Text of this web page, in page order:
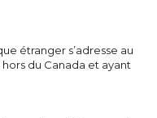
étranger s’adresse au
du Canada et ayant